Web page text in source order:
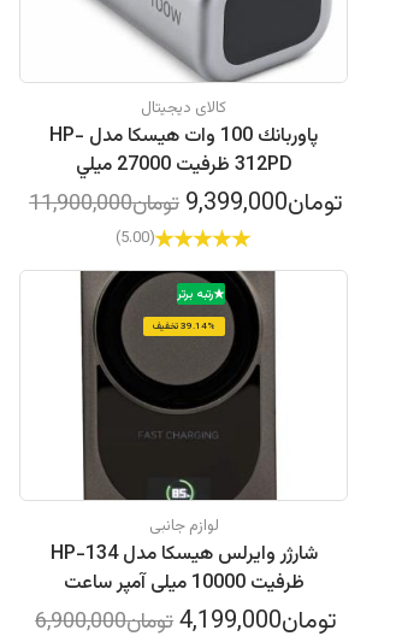
کالای دیجیتال
پاوربانك 100 وات هيسكا مدل HP-
312PD ظرفيت 27000 ميلي
آمپرساعت
تومان9,399,000 تومان11,900,000
(5.00)
رتبه برتر
39.14% تخفیف
لوازم جانبی
شارژر وایرلس هیسکا مدل HP-134
ظرفیت 10000 میلی آمپر ساعت
تومان4,199,000 تومان6,900,000